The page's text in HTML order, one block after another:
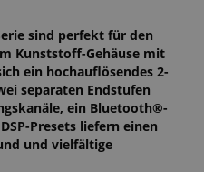
sind perfekt für den
Kunststoff-Gehäuse mit
ein hochauflösendes 2-
separaten Endstufen
ein Bluetooth®-
Presets liefern einen
und vielfältige